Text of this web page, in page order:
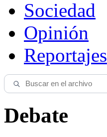
Sociedad
Opinión
Reportajes
Debate